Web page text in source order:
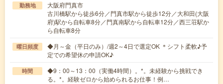
勤務地
大阪府門真市
古川橋駅から徒歩6分／門真市駅から徒歩12分／大和田(大阪
府)駅から自転車8分／門真南駅から自転車12分／西三荘駅か
ら自転車8分
曜日頻度
◆月～金（平日のみ）/週2～4日で選定OK ＊シフト柔軟♪予
定での希望休の申請OK♪
時間
◆9：00～13：00（実働4時間）。*。未経験から挑戦でき
る。*。経験ゼロから始められるお仕事！例…